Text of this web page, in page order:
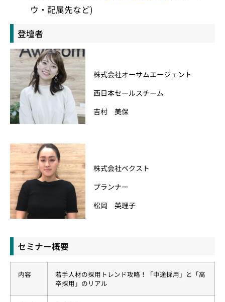
ウ・配属先など)
登壇者
株式会社オーサムエージェント
西日本セールスチーム
吉村 美保
株式会社ベクスト
プランナー
松岡 英理子
セミナー概要
内容
若手人材の採用トレンド攻略！「中途採用」と「高
卒採用」のリアル